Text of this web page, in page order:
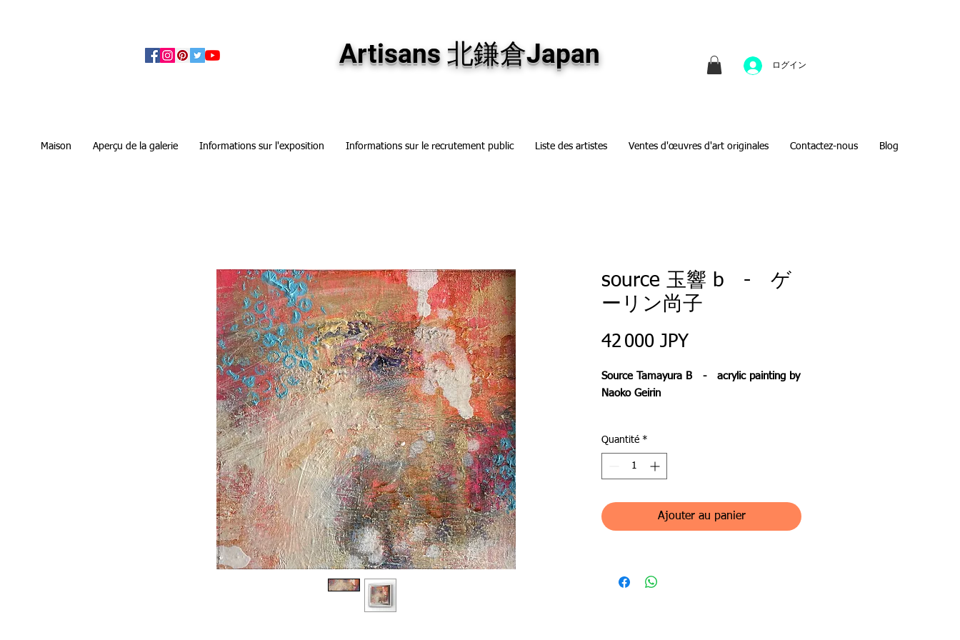
Artisans 北鎌倉Japan ログイン
Maison Aperçu de la galerie Informations sur l'exposition Informations sur le recrutement public Liste des artistes Ventes d'œuvres d'art originales Contactez-nous Blog
source 玉響 b - ゲ
ーリン尚子
42 000 JPYPrix
Source Tamayura B - acrylic painting by
Naoko Geirin
集まり、融け合う、透き通った半透明の
循環の影。その情報は隔たりなく純粋に
交換されるため、誤解も偏見もなく、憎
す。やがて内側から発光するように愛に
満ちexhaleされ、新たな循環がはじまり
象の目には見えない部分の原型を
Quantité *
Ajouter au panier